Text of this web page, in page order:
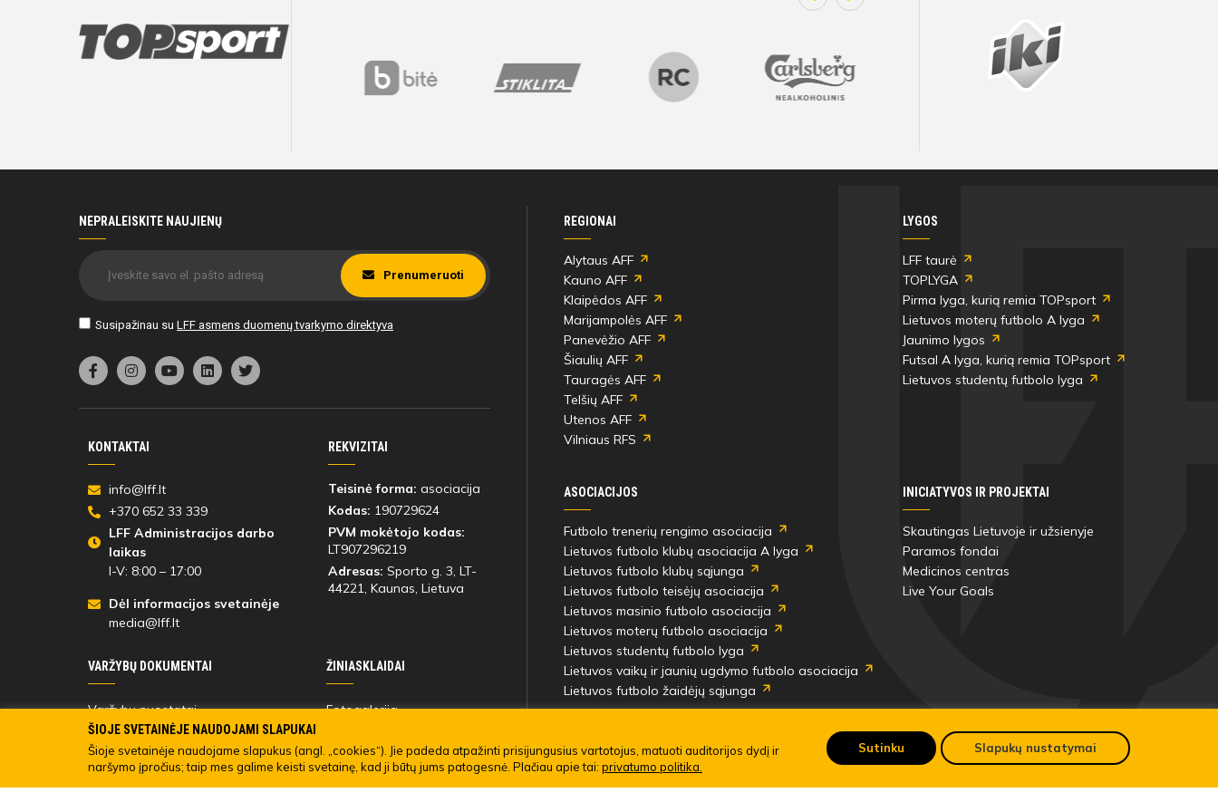
NEPRALEISKITE NAUJIENŲ
Susipažinau su LFF asmens duomenų tvarkymo direktyva
Prenumeruoti
KONTAKTAI
info@lff.lt
+370 652 33 339
LFF Administracijos darbo
laikas
I-V: 8:00 – 17:00
Dėl informacijos svetainėje
media@lff.lt
REKVIZITAI
Teisinė forma: asociacija
Kodas: 190729624
PVM mokėtojo kodas:
LT907296219
Adresas: Sporto g. 3, LT-
44221, Kaunas, Lietuva
VARŽYBŲ DOKUMENTAI
Varžybų nuostatai
Varžybų dalyvių
ŽINIASKLAIDAI
Fotogalerija
Turinio viešinimo taisyklės
REGIONAI
Alytaus AFF
Kauno AFF
Klaipėdos AFF
Marijampolės AFF
Panevėžio AFF
Šiaulių AFF
Tauragės AFF
Telšių AFF
Utenos AFF
Vilniaus RFS
LYGOS
LFF taurė
TOPLYGA
Pirma lyga, kurią remia TOPsport
Lietuvos moterų futbolo A lyga
Jaunimo lygos
Futsal A lyga, kurią remia TOPsport
Lietuvos studentų futbolo lyga
ASOCIACIJOS
Futbolo trenerių rengimo asociacija
Lietuvos futbolo klubų asociacija A lyga
Lietuvos futbolo klubų sąjunga
Lietuvos futbolo teisėjų asociacija
Lietuvos masinio futbolo asociacija
Lietuvos moterų futbolo asociacija
Lietuvos studentų futbolo lyga
Lietuvos vaikų ir jaunių ugdymo futbolo asociacija
Lietuvos futbolo žaidėjų sąjunga
INICIATYVOS IR PROJEKTAI
Skautingas Lietuvoje ir užsienyje
Paramos fondai
Medicinos centras
Live Your Goals
Pateikti anoniminį skundą
ŠIOJE SVETAINĖJE NAUDOJAMI SLAPUKAI
Šioje svetainėje naudojame slapukus (angl. „cookies“). Jie padeda atpažinti prisijungusius vartotojus, matuoti auditorijos dydį ir
naršymo įpročius; taip mes galime keisti svetainę, kad ji būtų jums patogesnė. Plačiau apie tai: privatumo politika.
Sutinku Slapukų nustatymai